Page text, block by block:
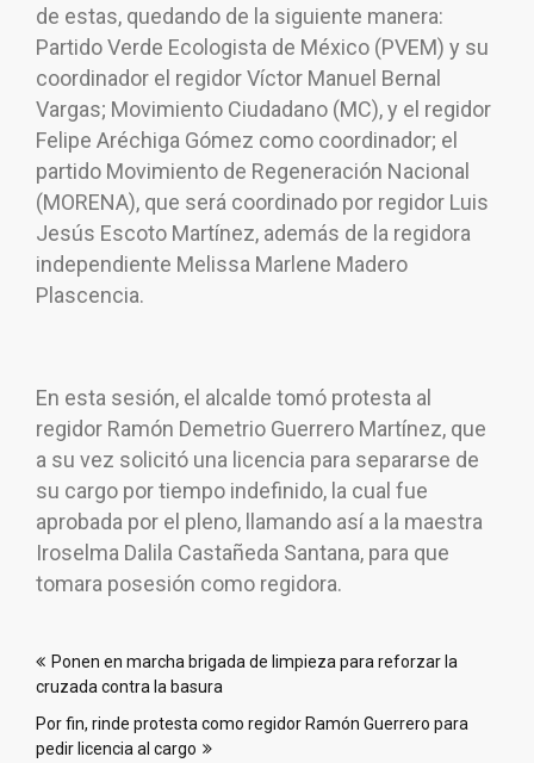
de estas, quedando de la siguiente manera:
Partido Verde Ecologista de México (PVEM) y su
coordinador el regidor Víctor Manuel Bernal
Vargas; Movimiento Ciudadano (MC), y el regidor
Felipe Aréchiga Gómez como coordinador; el
partido Movimiento de Regeneración Nacional
(MORENA), que será coordinado por regidor Luis
Jesús Escoto Martínez, además de la regidora
independiente Melissa Marlene Madero
Plascencia.
En esta sesión, el alcalde tomó protesta al
regidor Ramón Demetrio Guerrero Martínez, que
a su vez solicitó una licencia para separarse de
su cargo por tiempo indefinido, la cual fue
aprobada por el pleno, llamando así a la maestra
Iroselma Dalila Castañeda Santana, para que
tomara posesión como regidora.
de
entradas
Ponen en marcha brigada de limpieza para reforzar la
cruzada contra la basura
Por fin, rinde protesta como regidor Ramón Guerrero para
pedir licencia al cargo